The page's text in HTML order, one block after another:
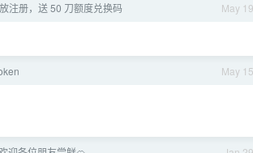
May 19
注册，送 50 刀额度兑换码
May 15